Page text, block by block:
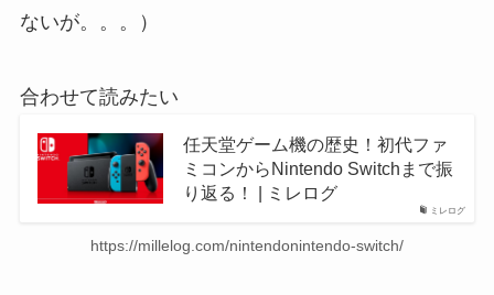
ないが。。。）
合わせて読みたい
ミレログ
任天堂ゲーム機の歴史！初代ファ
ミコンからNintendo Switchまで振
り返る！ | ミレログ
https://millelog.com/nintendonintendo-switch/